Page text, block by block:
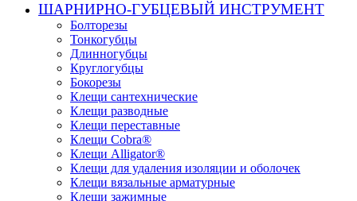
ШАРНИРНО-ГУБЦЕВЫЙ ИНСТРУМЕНТ
Болторезы
Тонкогубцы
Длинногубцы
Круглогубцы
Бокорезы
Клещи сантехнические
Клещи разводные
Клещи переставные
Клещи Cobra®
Клещи Alligator®
Клещи для удаления изоляции и оболочек
Клещи вязальные арматурные
Клещи зажимные